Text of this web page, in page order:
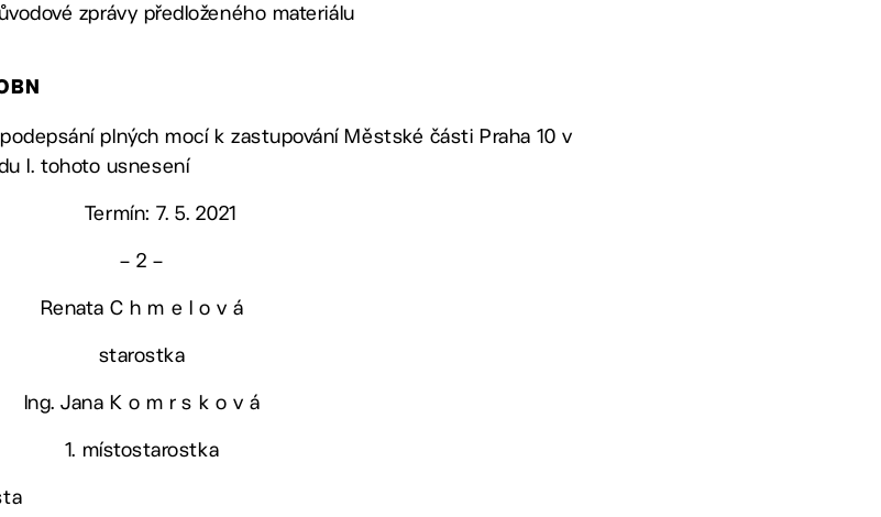
zprávy předloženého materiálu
plných mocí k zastupování Městské části Praha 10 v
I. tohoto usnesení
Termín: 7. 5. 2021
– 2 –
Renata C h m e l o v á
starostka
Ing. Jana K o m r s k o v á
1. místostarostka